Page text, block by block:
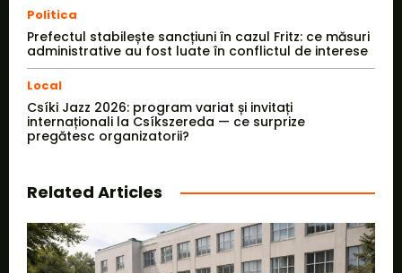
Politica
Prefectul stabilește sancțiuni în cazul Fritz: ce măsuri
administrative au fost luate în conflictul de interese
Local
Csíki Jazz 2026: program variat și invitați
internaționali la Csíkszereda — ce surprize
pregătesc organizatorii?
Related Articles